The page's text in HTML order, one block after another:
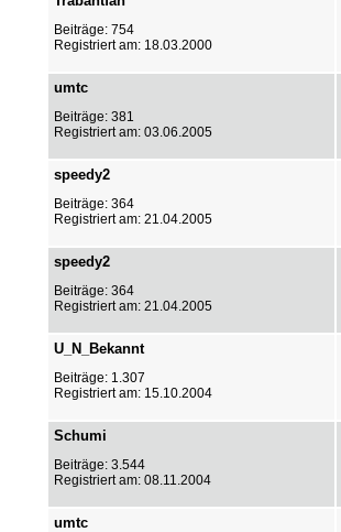
Beiträge: 754
Registriert am: 18.03.2000
umtc
Beiträge: 381
Registriert am: 03.06.2005
speedy2
Beiträge: 364
Registriert am: 21.04.2005
speedy2
Beiträge: 364
Registriert am: 21.04.2005
U_N_Bekannt
Beiträge: 1.307
Registriert am: 15.10.2004
Schumi
Beiträge: 3.544
Registriert am: 08.11.2004
umtc